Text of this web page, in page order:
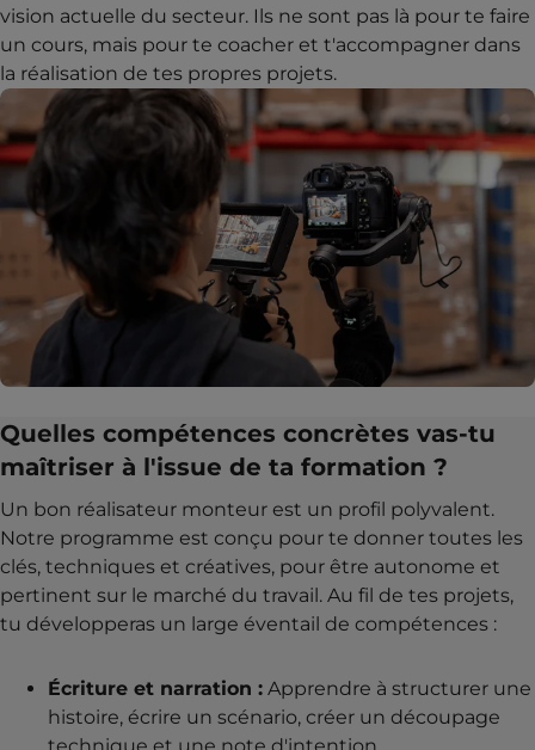
vision actuelle du secteur. Ils ne sont pas là pour te faire
un cours, mais pour te coacher et t'accompagner dans
la réalisation de tes propres projets.
Quelles compétences concrètes vas-tu
maîtriser à l'issue de ta formation ?
Un bon réalisateur monteur est un profil polyvalent.
Notre programme est conçu pour te donner toutes les
clés, techniques et créatives, pour être autonome et
pertinent sur le marché du travail. Au fil de tes projets,
tu développeras un large éventail de compétences :
Écriture et narration : Apprendre à structurer une
histoire, écrire un scénario, créer un découpage